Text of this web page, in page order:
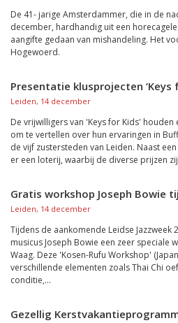
De 41- jarige Amsterdammer, die in de
december, hardhandig uit een
aangifte gedaan van mishandeling. Het
Hogewoerd.
Presentatie klusprojecten ‘Keys
Leiden, 14 december
De vrijwilligers van 'Keys for Kids'
om te vertellen over hun ervaringen in
de vijf zustersteden van Leiden. Naast
er een loterij, waarbij de diverse prijzen
Gratis workshop Joseph Bowie
Leiden, 14 december
Tijdens de aankomende Leidse Jazzweek
musicus Joseph Bowie een zeer speciale
Waag. Deze 'Kosen-Rufu Workshop'
verschillende elementen zoals Thai Chi
conditie,...
Gezellig